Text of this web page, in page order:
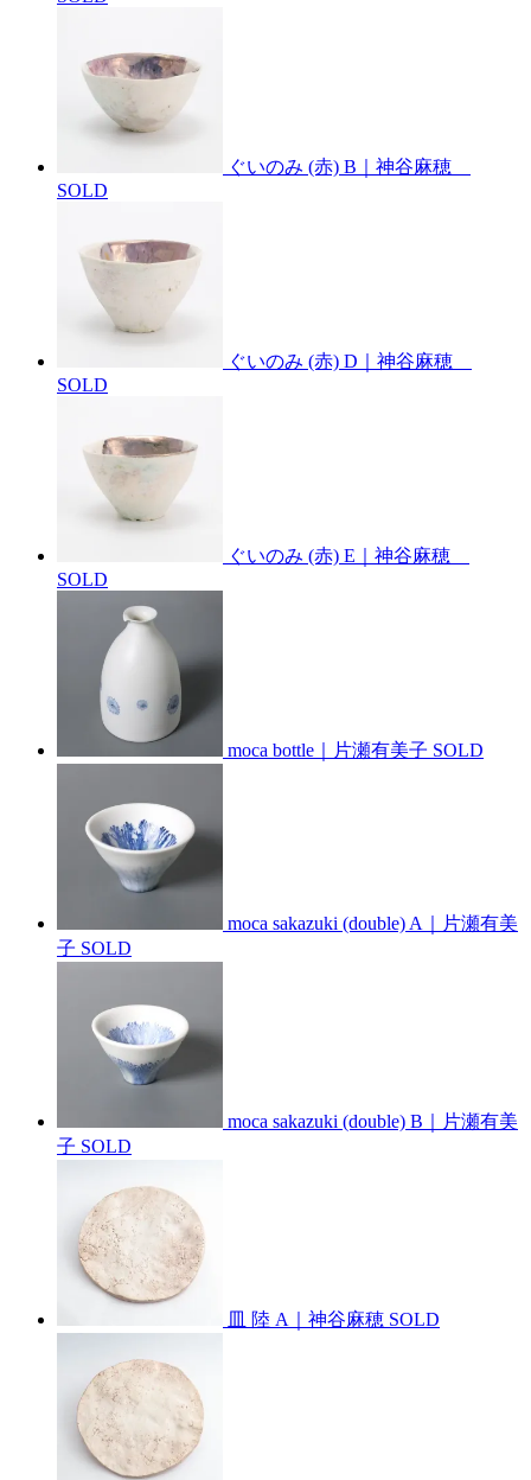
ぐいのみ (赤) B｜神谷麻穂
SOLD
ぐいのみ (赤) D｜神谷麻穂
SOLD
ぐいのみ (赤) E｜神谷麻穂
SOLD
moca bottle｜片瀬有美子 SOLD
moca sakazuki (double) A｜片瀬有美
子 SOLD
moca sakazuki (double) B｜片瀬有美
子 SOLD
皿 陸 A｜神谷麻穂 SOLD